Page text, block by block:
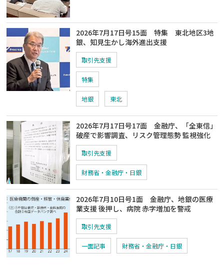
2026年7月17日号15面 特集 東北地区3地
銀、知見生かし海外進出支援
取引先支援
特集
地銀 東北
2026年7月17日号17面 金融庁、「全東信」
破産で影響調査、リスク管理態勢 監視強化
取引先支援
財務省・金融庁・日銀
2026年7月10日号1面 金融庁、地銀の医療
業支援 後押し、病院 赤字増加を警戒
取引先支援
一面記事 財務省・金融庁・日銀